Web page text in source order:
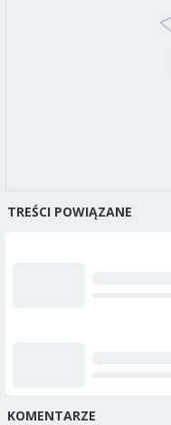
TREŚCI POWIĄZANE
KOMENTARZE